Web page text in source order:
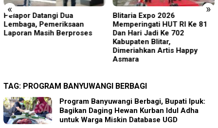
« »
Pelapor Datangi Dua
Lembaga, Pemeriksaan
Laporan Masih Berproses
Blitaria Expo 2026
Memperingati HUT RI Ke 81
Dan Hari Jadi Ke 702
Kabupaten Blitar,
Dimeriahkan Artis Happy
Asmara
TAG: PROGRAM BANYUWANGI BERBAGI
Program Banyuwangi Berbagi, Bupati Ipuk:
Bagikan Daging Hewan Kurban Idul Adha
untuk Warga Miskin Database UGD